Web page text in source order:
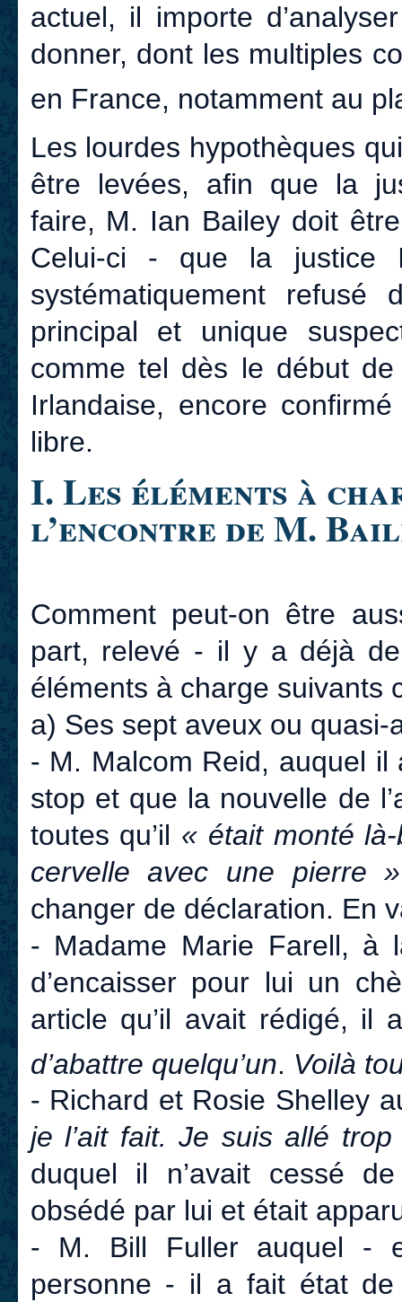
actuel, il importe
donner, dont les multiples
en France, notamment au
Les lourdes hypothèques
être levées, afin que la
faire, M. Ian Bailey doit
Celui-ci - que la justice
systématiquement
principal et unique
comme tel dès le début
Irlandaise, encore
libre.
I. Les éléments à
l’encontre de M.
Comment peut-on être
part, relevé - il y a déjà
éléments à charge
a) Ses sept aveux ou quasi-
- M. Malcom Reid, auquel il
stop et que la nouvelle de
toutes qu’il « était monté là-
cervelle avec une pierre »
changer de déclaration. En
- Madame Marie Farell, à
d’encaisser pour lui un
article qu’il avait rédigé,
d’abattre quelqu’un. Voilà
- Richard et Rosie Shelley
je l’ait fait. Je suis allé
duquel il n’avait cessé
obsédé par lui et était
- M. Bill Fuller auquel -
personne - il a fait état de